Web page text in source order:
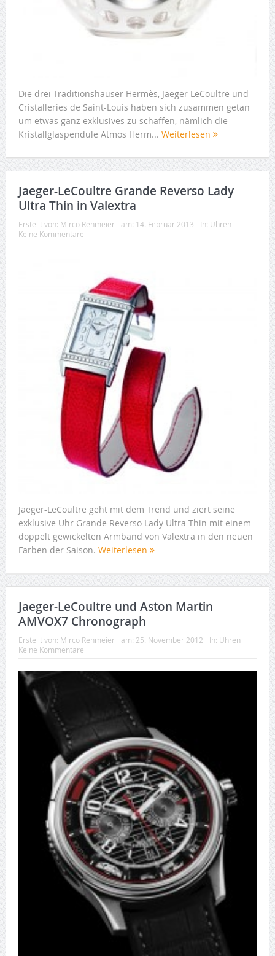
Die drei Traditionshäuser Hermès, Jaeger LeCoultre und
Cristalleries de Saint-Louis haben sich zusammen getan
um etwas ganz exklusives zu schaffen, nämlich die
Kristallglaspendule Atmos Herm... Weiterlesen
Jaeger-LeCoultre Grande Reverso Lady
Ultra Thin in Valextra
Erstellt von: Mirco Rehmeier am: 14. Februar 2013 In: Uhren
Keine Kommentare
Jaeger-LeCoultre geht mit dem Trend und ziert seine
exklusive Uhr Grande Reverso Lady Ultra Thin mit einem
doppelt gewickelten Armband von Valextra in den neuen
Farben der Saison. Weiterlesen
Jaeger-LeCoultre und Aston Martin
AMVOX7 Chronograph
Erstellt von: Mirco Rehmeier am: 25. November 2012 In: Uhren
Keine Kommentare